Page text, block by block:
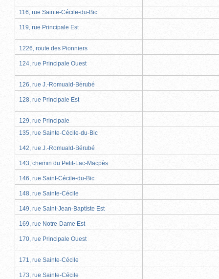
116, rue Sainte-Cécile-du-Bic
119, rue Principale Est
1226, route des Pionniers
124, rue Principale Ouest
126, rue J.-Romuald-Bérubé
128, rue Principale Est
129, rue Principale
135, rue Sainte-Cécile-du-Bic
142, rue J.-Romuald-Bérubé
143, chemin du Petit-Lac-Macpès
146, rue Saint-Cécile-du-Bic
148, rue Sainte-Cécile
149, rue Saint-Jean-Baptiste Est
169, rue Notre-Dame Est
170, rue Principale Ouest
171, rue Sainte-Cécile
173, rue Sainte-Cécile